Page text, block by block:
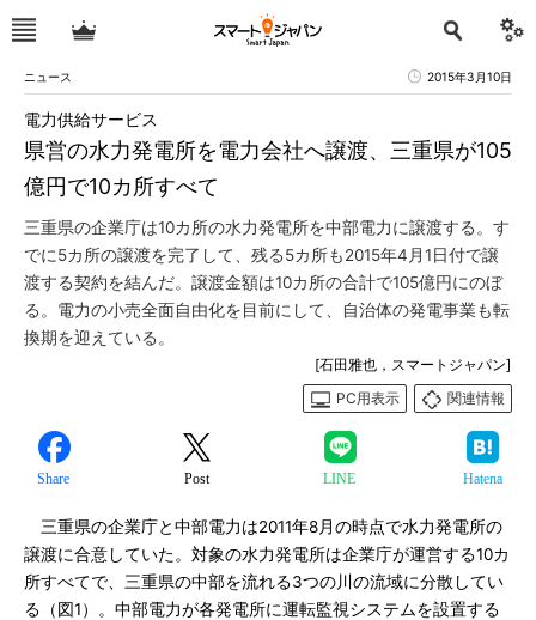
ニュース 2015年3月10日
県営の水力発電所を電力会社へ譲渡、三重県が105
億円で10カ所すべて
電力供給サービス
三重県の企業庁は10カ所の水力発電所を中部電力に譲渡する。す
でに5カ所の譲渡を完了して、残る5カ所も2015年4月1日付で譲
渡する契約を結んだ。譲渡金額は10カ所の合計で105億円にのぼ
る。電力の小売全面自由化を目前にして、自治体の発電事業も転
換期を迎えている。
[石田雅也，スマートジャパン]
PC用表示
関連情報
Share Post LINE Hatena
三重県の企業庁と中部電力は2011年8月の時点で水力発電所の
譲渡に合意していた。対象の水力発電所は企業庁が運営する10カ
所すべてで、三重県の中部を流れる3つの川の流域に分散してい
る（図1）。中部電力が各発電所に運転監視システムを設置する